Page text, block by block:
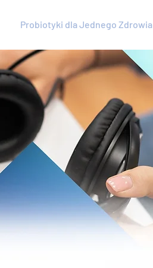
Probiotyki dla Jednego Zdrowia